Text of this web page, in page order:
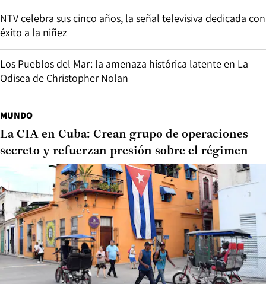
NTV celebra sus cinco años, la señal televisiva dedicada con
éxito a la niñez
Los Pueblos del Mar: la amenaza histórica latente en La
Odisea de Christopher Nolan
MUNDO
La CIA en Cuba: Crean grupo de operaciones
secreto y refuerzan presión sobre el régimen